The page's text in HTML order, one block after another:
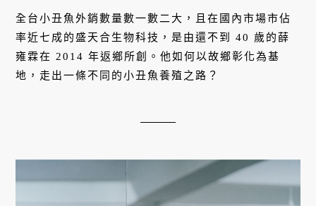
全台小丑魚外銷數量數一數二大，且在國內市場市佔
率近七成的盛天合生物科技，是由還不到 40 歲的薛
雍霖在 2014 年返鄉所創。他如何以故鄉彰化為基
地，走出一條不同的小丑魚養殖之路？